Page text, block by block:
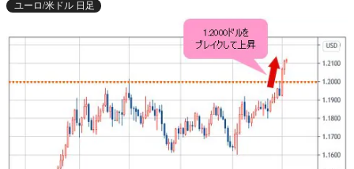
ユーロ/米ドル 日足